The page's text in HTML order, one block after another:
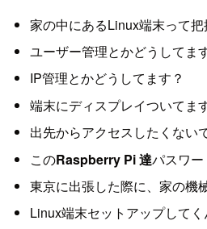
家の中にあるLinux端末って把
ユーザー管理とかどうしてま
IP管理とかどうしてます？
端末にディスプレイついてま
出先からアクセスしたくない
このRaspberry Pi 達パスワー
東京に出張した際に、家の機
Linux端末セットアップしてく